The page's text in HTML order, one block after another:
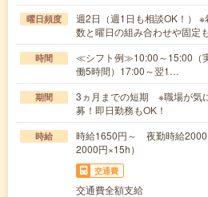
曜日頻度
週2日（週1日も相談OK！）
数と曜日の組み合わせや固定も
時間
≪シフト例≫10:00～15:00（
働5時間）17:00～翌1…
期間
3ヵ月までの短期 ※職場が
募！即日勤務もOK！
時給
時給1650円～ 夜勤時給
2000円×15h）
交通費
交通費全額支給